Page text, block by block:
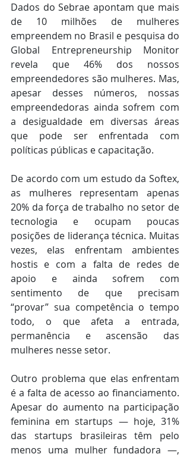
Dados do Sebrae apontam que mais
de 10 milhões de mulheres
empreendem no Brasil e pesquisa do
Global Entrepreneurship Monitor
revela que 46% dos nossos
empreendedores são mulheres. Mas,
apesar desses números, nossas
empreendedoras ainda sofrem com
a desigualdade em diversas áreas
que pode ser enfrentada com
políticas públicas e capacitação.
De acordo com um estudo da Softex,
as mulheres representam apenas
20% da força de trabalho no setor de
tecnologia e ocupam poucas
posições de liderança técnica. Muitas
vezes, elas enfrentam ambientes
hostis e com a falta de redes de
apoio e ainda sofrem com
sentimento de que precisam
“provar” sua competência o tempo
todo, o que afeta a entrada,
permanência e ascensão das
mulheres nesse setor.
Outro problema que elas enfrentam
é a falta de acesso ao financiamento.
Apesar do aumento na participação
feminina em startups — hoje, 31%
das startups brasileiras têm pelo
menos uma mulher fundadora —,